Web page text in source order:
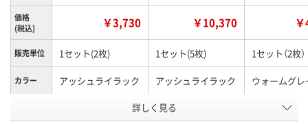
価格
(税込)
￥3,730 ￥10,370
販売単位 1セット(2枚) 1セット(5枚) 1セット（2枚）
カラー アッシュライラック アッシュライラック ウォームグレ
X106638 HH62117
詳しく見る